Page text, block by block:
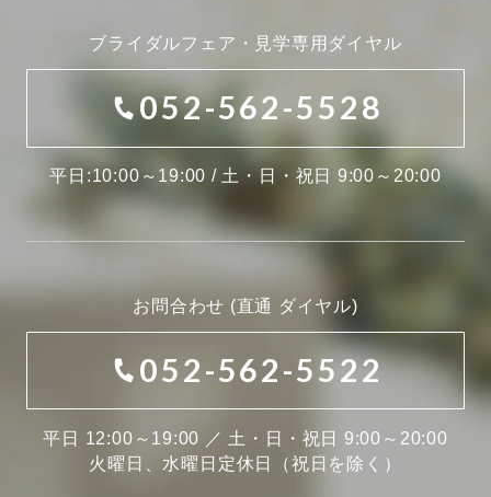
ブライダルフェア・見学専用ダイヤル
052-562-5528
平日:10:00～19:00 / 土・日・祝日 9:00～20:00
お問合わせ (直通 ダイヤル)
052-562-5522
平日 12:00～19:00 ／ 土・日・祝日 9:00～20:00
火曜日、水曜日定休日（祝日を除く）